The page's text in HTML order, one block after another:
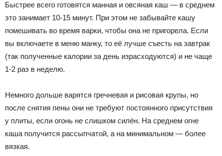
Быстрее всего готовятся манная и овсяная каш — в среднем
это занимает 10-15 минут. При этом не забывайте кашу
помешивать во время варки, чтобы она не пригорела. Если
вы включаете в меню манку, то её лучше съесть на завтрак
(так полученные калории за день израсходуются) и не чаще
1-2 раз в неделю.
Немного дольше варятся гречневая и рисовая крупы, но
после снятия пены они не требуют постоянного присутствия
у плиты, если огонь не слишком силён. На среднем огне
каша получится рассыпчатой, а на минимальном — более
вязкая.